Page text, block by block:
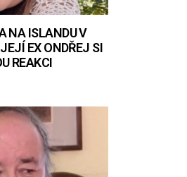
NA ISLANDU V
EX ONDŘEJ SI
REAKCI